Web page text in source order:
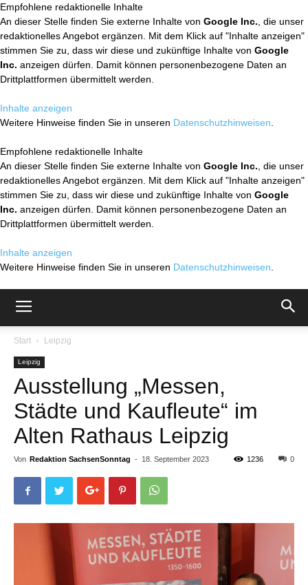
Empfohlene redaktionelle Inhalte
An dieser Stelle finden Sie externe Inhalte von Google Inc. , die unser
redaktionelles Angebot ergänzen. Mit dem Klick auf "Inhalte anzeigen"
stimmen Sie zu, dass wir diese und zukünftige Inhalte von Google
Inc. anzeigen dürfen. Damit können personenbezogene Daten an
Drittplattformen übermittelt werden.
Inhalte anzeigen
Weitere Hinweise finden Sie in unseren Datenschutzhinweisen
Empfohlene redaktionelle Inhalte
An dieser Stelle finden Sie externe Inhalte von Google Inc. , die unser
redaktionelles Angebot ergänzen. Mit dem Klick auf "Inhalte anzeigen"
stimmen Sie zu, dass wir diese und zukünftige Inhalte von Google
Inc. anzeigen dürfen. Damit können personenbezogene Daten an
Drittplattformen übermittelt werden.
Inhalte anzeigen
Weitere Hinweise finden Sie in unseren Datenschutzhinweisen
Start Leipzig
Leipzig
Ausstellung „Messen,
Städte und Kaufleute“ im
Alten Rathaus Leipzig
Von Redaktion SachsenSonntag - 18. September 2023 0
1236